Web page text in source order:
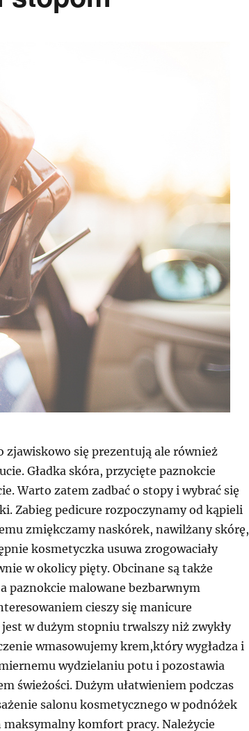
zjawiskowo się prezentują ale również
Gładka skóra, przycięte paznokcie
Warto zatem zadbać o stopy i wybrać się
Zabieg pedicure rozpoczynamy od kąpieli
zmiękczamy naskórek, nawilżany skórę,
kosmetyczka usuwa zrogowaciały
w okolicy pięty. Obcinane są także
paznokcie malowane bezbarwnym
cieszy się manicure
w dużym stopniu trwalszy niż zwykły
wmasowujemy krem,który wygładza i
wydzielaniu potu i pozostawia
świeżości. Dużym ułatwieniem podczas
salonu kosmetycznego w podnóżek
komfort pracy. Należycie